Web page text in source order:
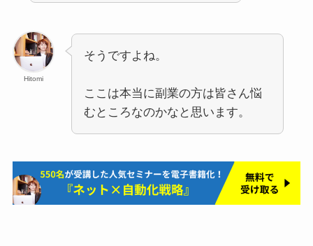
Hitomi
そうですよね。
ここは本当に副業の方は皆さん悩
むところなのかなと思います。